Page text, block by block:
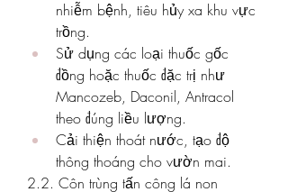
nhiễm bệnh, tiêu hủy xa khu vực
trồng.
Sử dụng các loại thuốc gốc
đồng hoặc thuốc đặc trị như
Mancozeb, Daconil, Antracol
theo đúng liều lượng.
Cải thiện thoát nước, tạo độ
thông thoáng cho vườn mai.
2.2. Côn trùng tấn công lá non